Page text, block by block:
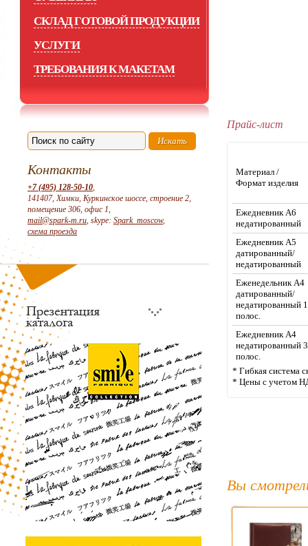
СКЛАД ГОТОВОЙ ПРОДУКЦИИ
УСЛУГИ
ТРЕБОВАНИЯ К МАКЕТАМ
Контакты
+7 (495) 128-50-10,
141407, Химки, Куркинское шоссе, строение 2,
помещение 306, офис 1,
mail@spark-m.ru, skype: Spark_moscow,
схема проезда
Прайс-лист
Материал /
Формат изделия
Ежедневник А6
недатированный
Ежедневник А5
датированный/
недатированный
Еженедельник А4
датированный/
недатированный
полос.
Ежедневник А4
недатированный
полос.
* Гибкая система
* Цены с учетом
Вы